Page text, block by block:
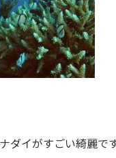
ダイがすごい綺麗で